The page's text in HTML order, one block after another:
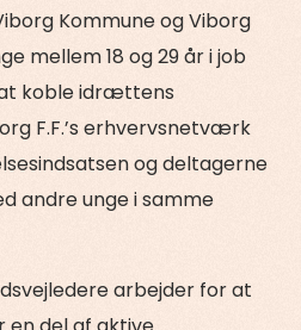
Kommune og Viborg
mellem 18 og 29 år i job
koble idrættens
F.F.’s erhvervsnetværk
og deltagerne
andre unge i samme
arbejder for at